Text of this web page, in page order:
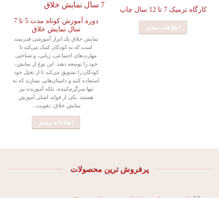
کارگاه ترمیک 7 تا 12 سال چاپ
اطلاعات بیشتر
دوره آموزش کوتاه مدت 5 تا 7
سال نمایش خلاق
نمایش خلاق یک ابزار آموزشی قدرتمند
است که به کودکان کمک می‌کند تا
مهارت‌های اجتماعی، زبانی، و شناختی
خود را توسعه دهند. این نوع از نمایش،
کودکان را تشویق می‌کند تا از تخیل خود
استفاده کنند و داستان‌هایی بسازند که نه
تنها سرگرم‌کننده، بلکه آموزنده نیز
هستند. یکی از فواید اصلی آموزش
نمایش خلاق، تقویت...
اطلاعات بیشتر
پرفروش ترین محصولات